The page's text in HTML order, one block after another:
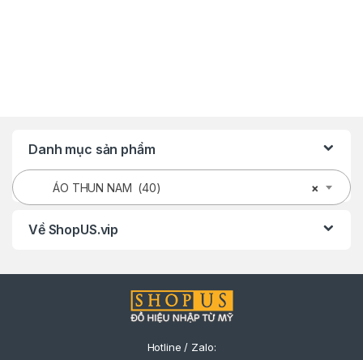
Danh mục sản phẩm
×
ÁO THUN NAM (40)
Về ShopUS.vip
Hotline / Zalo: